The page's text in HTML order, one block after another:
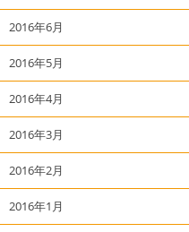
2016年6月
2016年5月
2016年4月
2016年3月
2016年2月
2016年1月